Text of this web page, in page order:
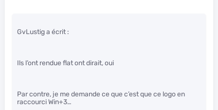
GvLustig a écrit :
Ils l’ont rendue flat ont dirait, oui
Par contre, je me demande ce que c’est que ce logo en
raccourci Win+3…